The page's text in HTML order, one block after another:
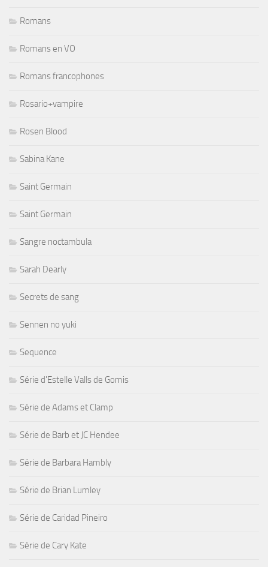
Romans
Romans en VO
Romans francophones
Rosario+vampire
Rosen Blood
Sabina Kane
Saint Germain
Saint Germain
Sangre noctambula
Sarah Dearly
Secrets de sang
Sennen no yuki
Sequence
Série d'Estelle Valls de Gomis
Série de Adams et Clamp
Série de Barb et JC Hendee
Série de Barbara Hambly
Série de Brian Lumley
Série de Caridad Pineiro
Série de Cary Kate